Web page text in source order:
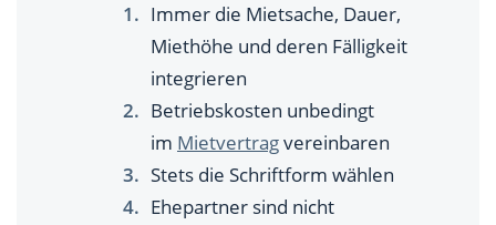
Immer die Mietsache, Dauer,
Miethöhe und deren Fälligkeit
integrieren
Betriebskosten unbedingt
im Mietvertragvereinbaren
Stets die Schriftform wählen
Ehepartner sind nicht